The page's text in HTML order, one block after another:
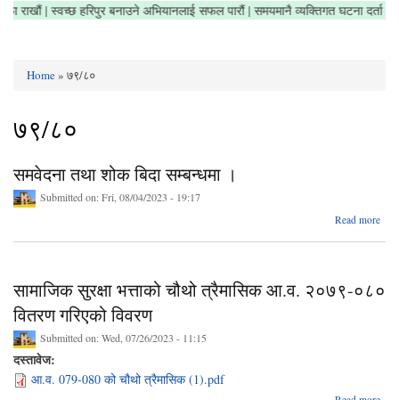
सफा राखौं | स्वच्छ हरिपुर बनाउने अभियानलाई सफल पारौं | समयमानै व्यक्तिगत घटना
You are here
Home» ७९/८०
७९/८०
समवेदना तथा शोक बिदा सम्बन्धमा ।
Submitted on:Fri, 08/04/2023 - 19:17
Read more
सामाजिक सुरक्षा भत्ताको चौथो त्रैमासिक आ.व. २०७९-०८०
वितरण गरिएको विवरण
Submitted on:Wed, 07/26/2023 - 11:15
दस्तावेज:
आ.व. 079-080 को चौथो त्रैमासिक (1).pdf